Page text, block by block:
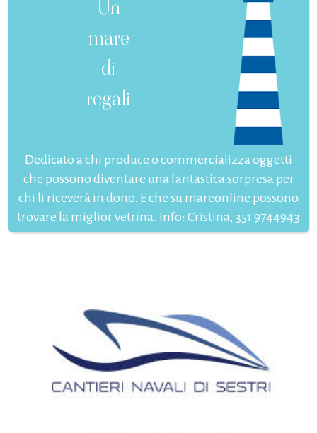
Un
mare
di
regali
Dedicato a chi produce o commercializza oggetti
che possono diventare una fantastica sorpresa per
chi li riceverà in dono. E che su mareonline possono
trovare la miglior vetrina. Info: Cristina, 351 9744943